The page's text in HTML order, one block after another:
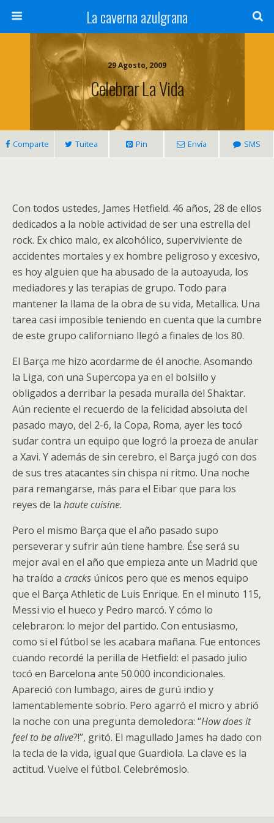
La caverna azulgrana
29 Agosto, 2009
Celebrar La Vida
Comparte Tuitea Pin Envía SMS
Con todos ustedes, James Hetfield. 46 años, 28 de ellos
dedicados a la noble actividad de ser una estrella del
rock. Ex chico malo, ex alcohólico, superviviente de
accidentes mortales y ex hombre peligroso y excesivo,
es hoy alguien que ha abusado de la autoayuda, los
mediadores y las terapias de grupo. Todo para
mantener la llama de la obra de su vida, Metallica. Una
tarea casi imposible teniendo en cuenta que la cumbre
de este grupo californiano llegó a finales de los 80.
El Barça me hizo acordarme de él anoche. Asomando
la Liga, con una Supercopa ya en el bolsillo y
obligados a derribar la pesada muralla del Shaktar.
Aún reciente el recuerdo de la felicidad absoluta del
pasado mayo, del 2-6, la Copa, Roma, ayer les tocó
sudar contra un equipo que logró la proeza de anular
a Xavi. Y además de sin cerebro, el Barça jugó con dos
de sus tres atacantes sin chispa ni ritmo. Una noche
para remangarse, más para el Eibar que para los
reyes de la haute cuisine.
Pero el mismo Barça que el año pasado supo
perseverar y sufrir aún tiene hambre. Ése será su
mejor aval en el año que empieza ante un Madrid que
ha traído a cracks únicos pero que es menos equipo
que el Barça Athletic de Luis Enrique. En el minuto 115,
Messi vio el hueco y Pedro marcó. Y cómo lo
celebraron: lo mejor del partido. Con entusiasmo,
como si el fútbol se les acabara mañana. Fue entonces
cuando recordé la perilla de Hetfield: el pasado julio
tocó en Barcelona ante 50.000 incondicionales.
Apareció con lumbago, aires de gurú indio y
lamentablemente sobrio. Pero agarró el micro y abrió
la noche con una pregunta demoledora: “How does it
feel to be alive?!”, gritó. El magullado James ha dado con
la tecla de la vida, igual que Guardiola. La clave es la
actitud. Vuelve el fútbol. Celebrémoslo.